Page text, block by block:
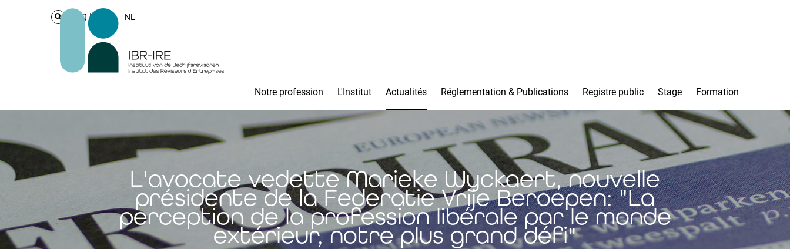
Login NL
Notre profession L'Institut Actualités Réglementation & Publications Registre public Stage Formation
L'avocate vedette Marieke Wyckaert, nouvelle
présidente de la Federatie Vrije Beroepen: "La
perception de la profession libérale par le monde
extérieur, notre plus grand défi"